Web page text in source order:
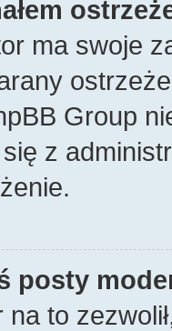
ma swoje
Group
z
posty
to